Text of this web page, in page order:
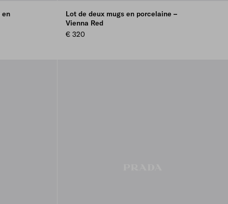
en
Lot de deux mugs en porcelaine –
Vienna Red
€ 320